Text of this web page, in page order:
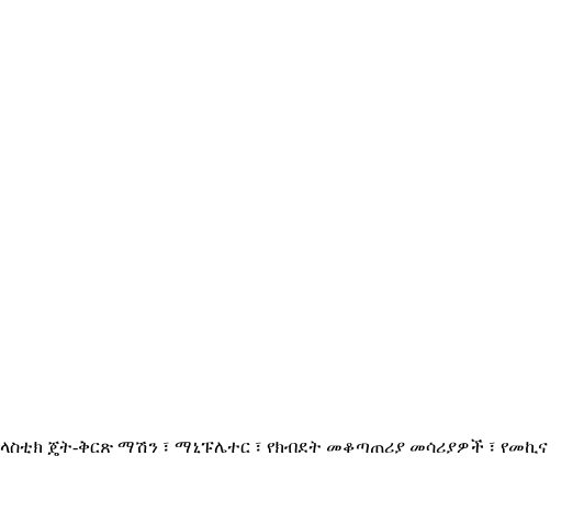
ጄት-ቅርጽ ማሽን ፣ ማኒፑሌተር ፣ የክብደት መቆጣጠሪያ መሳሪያዎች ፣ የመኪና